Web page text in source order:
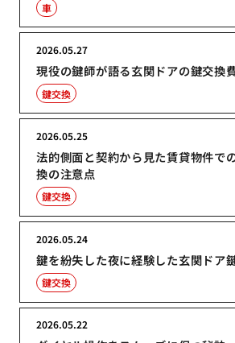
車
現役の鍵師が語る玄関ドアの鍵交換
2026.05.27
鍵交換
法的側面と契約から見た賃貸物件で
換の注意点
2026.05.25
鍵交換
鍵を紛失した夜に経験した玄関ドア
2026.05.24
鍵交換
2026.05.22